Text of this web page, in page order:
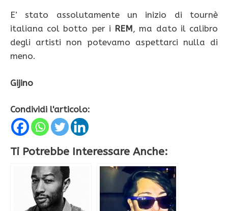
E’ stato assolutamente un inizio di tournè
italiana col botto per i REM, ma dato il calibro
degli artisti non potevamo aspettarci nulla di
meno.
Gijino
Condividi l'articolo:
Ti Potrebbe Interessare Anche: